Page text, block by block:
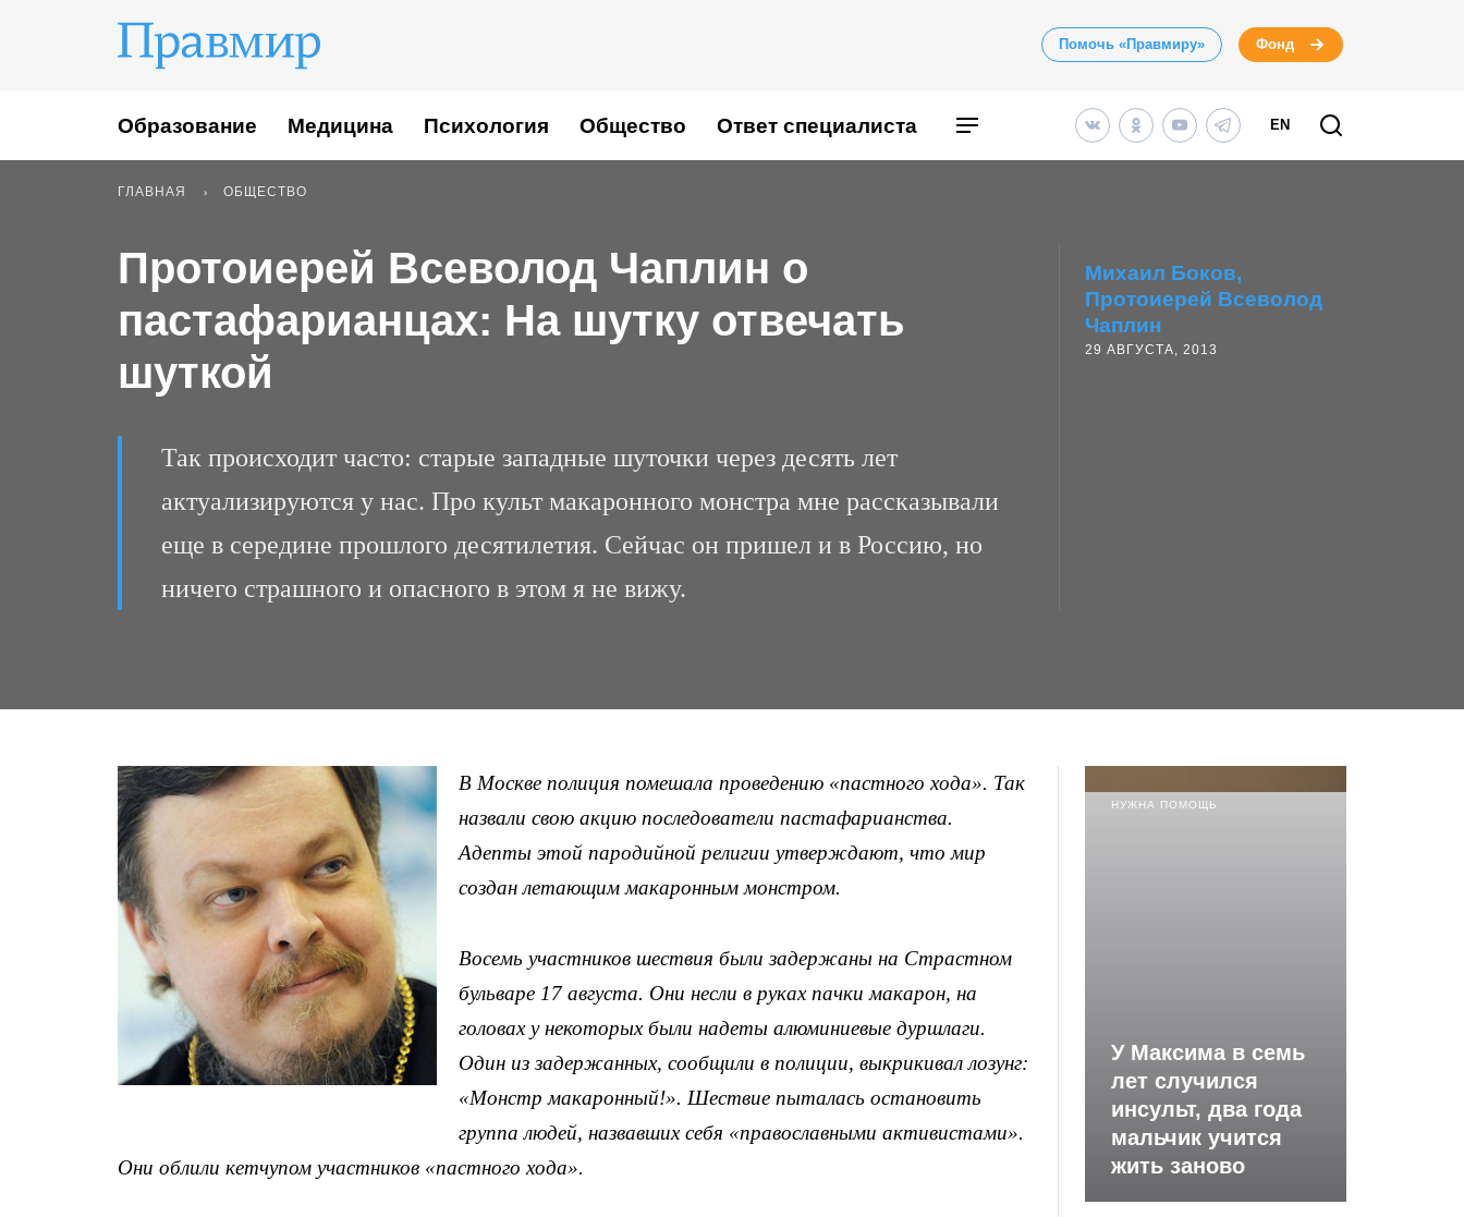
Помочь «Правмиру» Фонд
Образование Медицина Психология Общество Ответ специалиста EN
ГЛАВНАЯ ОБЩЕСТВО
Протоиерей Всеволод Чаплин о
пастафарианцах: На шутку отвечать
шуткой
Так происходит часто: старые западные шуточки через десять лет
актуализируются у нас. Про культ макаронного монстра мне рассказывали
еще в середине прошлого десятилетия. Сейчас он пришел и в Россию, но
ничего страшного и опасного в этом я не вижу.
Михаил Боков
Протоиерей Всеволод
Чаплин
29 АВГУСТА, 2013
В Москве полиция помешала проведению «пастного хода». Так
назвали свою акцию последователи пастафарианства.
Адепты этой пародийной религии утверждают, что мир
создан летающим макаронным монстром.
Восемь участников шествия были задержаны на Страстном
бульваре 17 августа. Они несли в руках пачки макарон, на
головах у некоторых были надеты алюминиевые дуршлаги.
Один из задержанных, сообщили в полиции, выкрикивал лозунг:
«Монстр макаронный!». Шествие пыталась остановить
группа людей, назвавших себя «православными активистами».
Они облили кетчупом участников «пастного хода».
НУЖНА ПОМОЩЬ
У Максима в семь
лет случился
инсульт, два года
мальчик учится
жить заново